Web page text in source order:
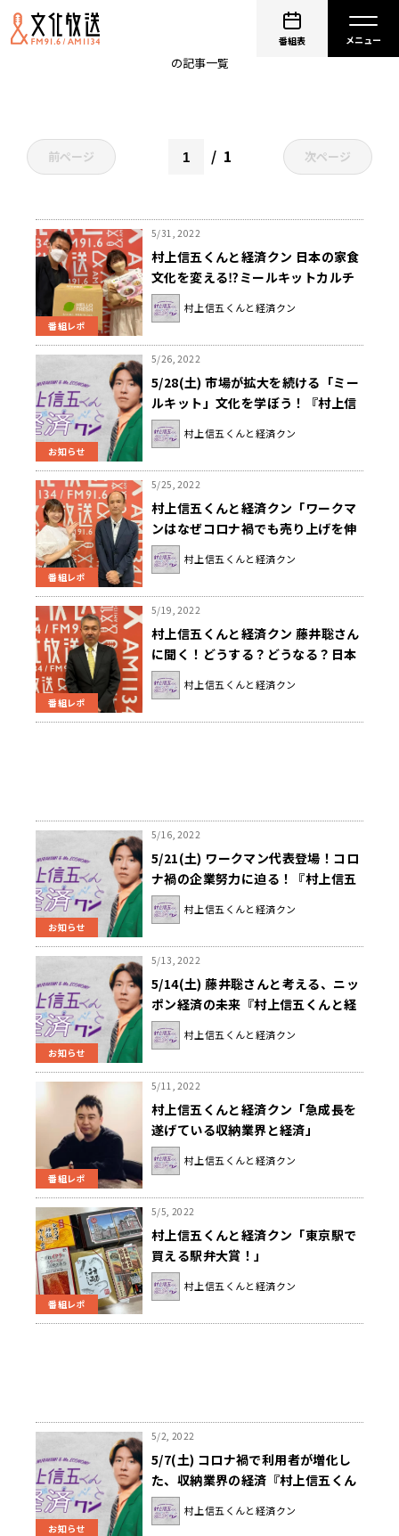
番組表
の記事一覧
前ページ 1 次ページ
番組レポ
5/31, 2022
村上信五くんと経済クン 日本の家食
文化を変える⁉ミールキットカルチ
ャーをお勉強！
村上信五くんと経済クン
お知らせ
5/26, 2022
5/28(土) 市場が拡大を続ける「ミー
ルキット」文化を学ぼう！『村上信
五くんと経済クン』
村上信五くんと経済クン
番組レポ
5/25, 2022
村上信五くんと経済クン「ワークマ
ンはなぜコロナ禍でも売り上げを伸
ばしているのか」
村上信五くんと経済クン
番組レポ
5/19, 2022
村上信五くんと経済クン 藤井聡さん
に聞く！どうする？どうなる？日本
の経済
村上信五くんと経済クン
お知らせ
5/16, 2022
5/21(土) ワークマン代表登場！コロ
ナ禍の企業努力に迫る！『村上信五
くんと経済クン』
村上信五くんと経済クン
お知らせ
5/13, 2022
5/14(土) 藤井聡さんと考える、ニッ
ポン経済の未来『村上信五くんと経
済クン』
村上信五くんと経済クン
番組レポ
5/11, 2022
村上信五くんと経済クン「急成長を
遂げている収納業界と経済」
村上信五くんと経済クン
番組レポ
5/5, 2022
村上信五くんと経済クン「東京駅で
買える駅弁大賞！」
村上信五くんと経済クン
お知らせ
5/2, 2022
5/7(土) コロナ禍で利用者が増化し
た、収納業界の経済『村上信五くん
と経済クン』
村上信五くんと経済クン